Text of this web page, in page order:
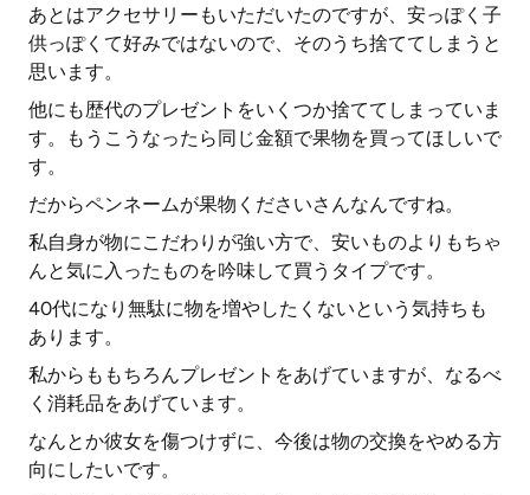
あとはアクセサリーもいただいたのですが、安っぽく子
供っぽくて好みではないので、そのうち捨ててしまうと
思います。
他にも歴代のプレゼントをいくつか捨ててしまっていま
す。もうこうなったら同じ金額で果物を買ってほしいで
す。
だからペンネームが果物くださいさんなんですね。
私自身が物にこだわりが強い方で、安いものよりもちゃ
んと気に入ったものを吟味して買うタイプです。
40代になり無駄に物を増やしたくないという気持ちも
あります。
私からももちろんプレゼントをあげていますが、なるべ
く消耗品をあげています。
なんとか彼女を傷つけずに、今後は物の交換をやめる方
向にしたいです。